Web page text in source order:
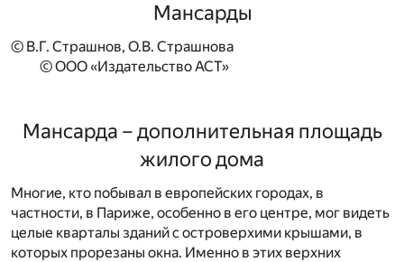
Мансарды
© В.Г. Страшнов, О.В. Страшнова
© ООО «Издательство АСТ»
Мансарда – дополнительная площадь
жилого дома
Многие, кто побывал в европейских городах, в
частности, в Париже, особенно в его центре, мог видеть
целые кварталы зданий с островерхими крышами, в
которых прорезаны окна. Именно в этих верхних